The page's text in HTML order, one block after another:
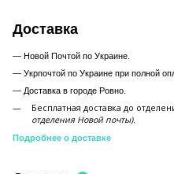
Доставка
— Новой Почтой по Украине.
— Укрпочтой по Украине при полной
— Доставка в городе Ровно.
Бесплатная доставка до
отделения Новой почты).
Подробнее о доставке